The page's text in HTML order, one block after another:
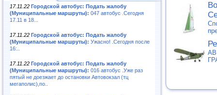
17.11.22 Городской автобус: Подать жалобу
(Муниципальные маршруты): 047 автобус .Сегодня
17.11 в 18...
17.11.22 Городской автобус: Подать жалобу
(Муниципальные маршруты): Ужасно! .Сегодня после
16:..
17.11.22 Городской автобус: Подать жалобу
(Муниципальные маршруты): 016 автобус .Уже раз
пятый не доезжает до остановки Автовокзал (тц
мегаполис),по..